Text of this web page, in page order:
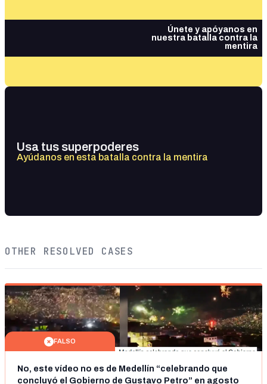
Únete y apóyanos en
nuestra batalla contra la
mentira
Usa tus superpoderes
Ayúdanos en esta batalla contra la mentira
OTHER RESOLVED CASES
FALSO
No, este vídeo no es de Medellín “celebrando que
concluyó el Gobierno de Gustavo Petro” en agosto